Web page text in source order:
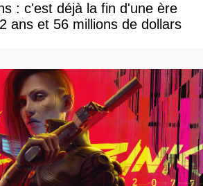
: c'est déjà la fin d'une ère
ans et 56 millions de dollars